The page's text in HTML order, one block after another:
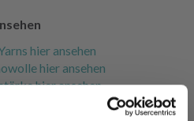
hier ansehen
hier ansehen
hier ansehen
hier ansehen